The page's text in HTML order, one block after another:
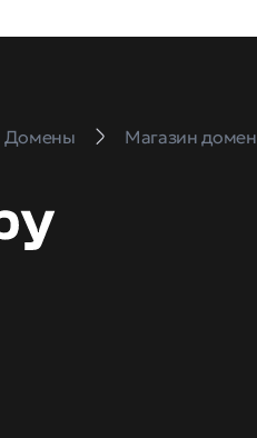
Домены Магазин